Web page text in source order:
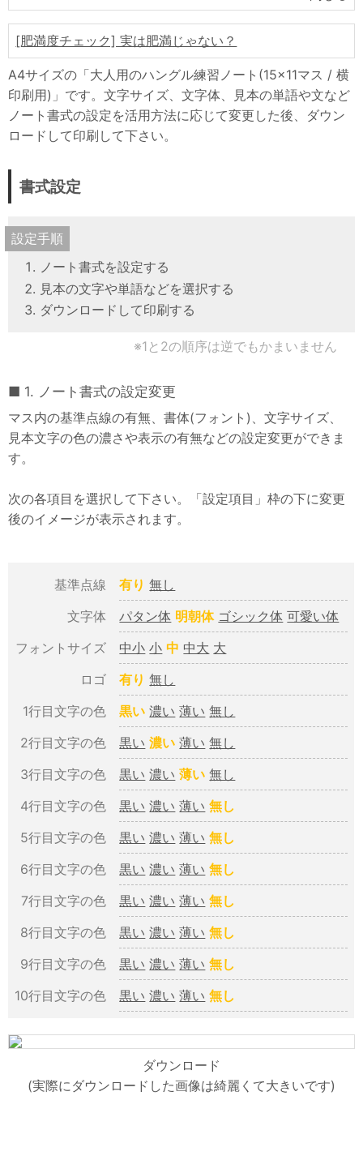
生活で学ぶ韓国語
童謡で学ぶ韓国語
良くない韓国語表現
面白写真で習う韓国語
ハングル単語帳
ハングル暗記カード
韓国エンタメ
韓国資料・データ
韓国関連サイト
情報
用語集
[肥満度チェック] 実は肥満じゃない？
A4サイズの「大人用のハングル練習ノート(15×11マス / 横
印刷用)」です。文字サイズ、文字体、見本の単語や文など
ノート書式の設定を活用方法に応じて変更した後、ダウン
ロードして印刷して下さい。
書式設定
設定手順
ノート書式を設定する
見本の文字や単語などを選択する
ダウンロードして印刷する
※1と2の順序は逆でもかまいません
1. ノート書式の設定変更
マス内の基準点線の有無、書体(フォント)、文字サイズ、
見本文字の色の濃さや表示の有無などの設定変更ができま
す。
次の各項目を選択して下さい。「設定項目」枠の下に変更
後のイメージが表示されます。
基準点線 有り 無し
文字体
パタン体 明朝体 ゴシック体 可愛い体
フォントサイズ
中小 小 中 中大 大
ロゴ
有り 無し
1行目文字の色
黒い 濃い 薄い 無し
2行目文字の色
黒い 濃い 薄い 無し
3行目文字の色
黒い 濃い 薄い 無し
4行目文字の色
黒い 濃い 薄い 無し
5行目文字の色
黒い 濃い 薄い 無し
6行目文字の色
黒い 濃い 薄い 無し
7行目文字の色
黒い 濃い 薄い 無し
8行目文字の色
黒い 濃い 薄い 無し
9行目文字の色
黒い 濃い 薄い 無し
10行目文字の色
黒い 濃い 薄い 無し
ダウンロード
(実際にダウンロードした画像は綺麗くて大きいです)